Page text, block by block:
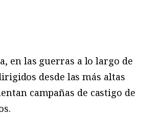
en las guerras a lo largo de
desde las más altas
campañas de castigo de